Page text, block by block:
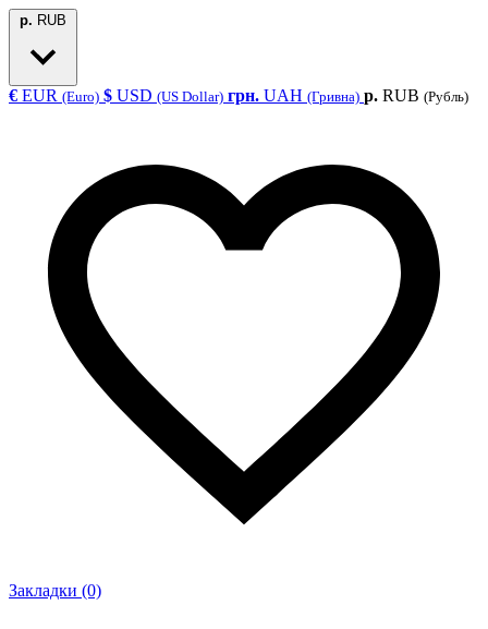
р. RUB
€ EUR (Euro) $ USD (US Dollar) грн. UAH (Гривна) р. RUB (Рубль)
Закладки (0)